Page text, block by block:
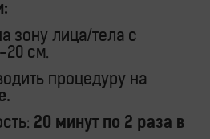
зону лица/тела с
20 см.
процедуру на
20 минут по 2 раза в